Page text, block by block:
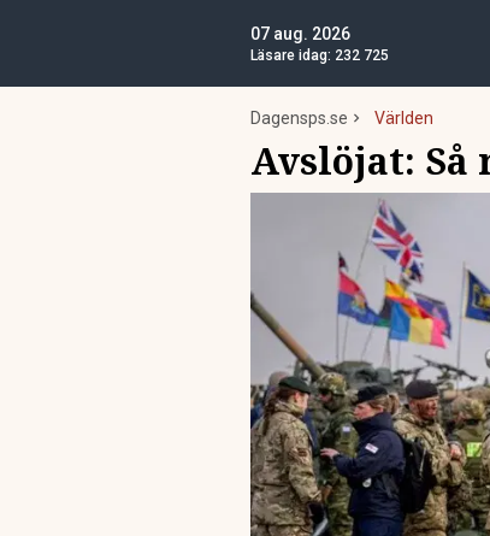
07 aug. 2026
Läsare idag: 232 725
Dagensps.se Världen
Avslöjat: Så